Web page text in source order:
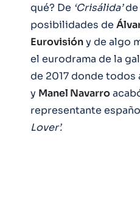
qué? De ‘Crisálida’de
posibilidades de
Eurovisióny de algo
el eurodrama de la
de 2017 donde
y Manel Navarro
representante
Lover’.